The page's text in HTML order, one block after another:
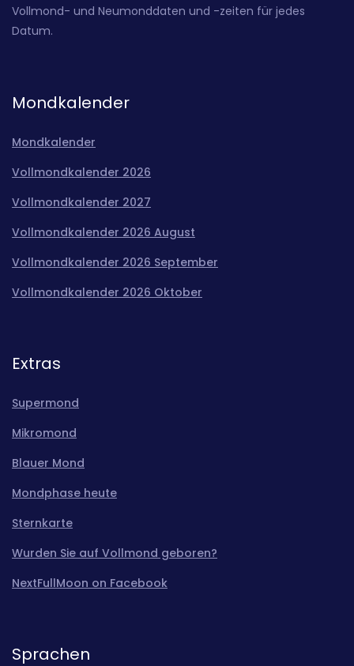
Vollmond- und Neumonddaten und -zeiten für jedes
Datum.
Mondkalender
Mondkalender
Vollmondkalender 2026
Vollmondkalender 2027
Vollmondkalender 2026 August
Vollmondkalender 2026 September
Vollmondkalender 2026 Oktober
Extras
Supermond
Mikromond
Blauer Mond
Mondphase heute
Sternkarte
Wurden Sie auf Vollmond geboren?
NextFullMoon on Facebook
Sprachen